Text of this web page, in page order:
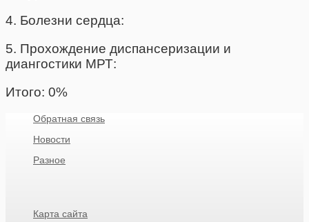
4. Болезни сердца:
5. Прохождение диспансеризации и
диангостики МРТ:
Итого: 0%
Обратная связь
Новости
Разное
Карта сайта